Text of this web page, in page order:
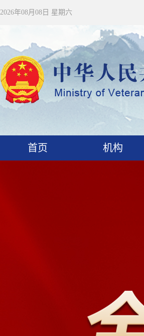
2026年08月08日 星期六
首页 机构